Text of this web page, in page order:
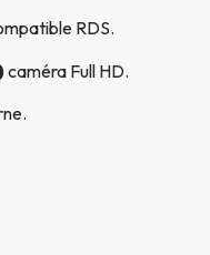
RDS.
caméra Full HD.